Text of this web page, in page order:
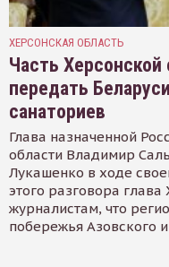
ХЕРСОНСКАЯ ОБЛАСТЬ
Часть
передать
санаториев
Глава назначенной
области Владимир
Лукашенко в ходе
этого разговора
журналистам, что
побережья Азовского